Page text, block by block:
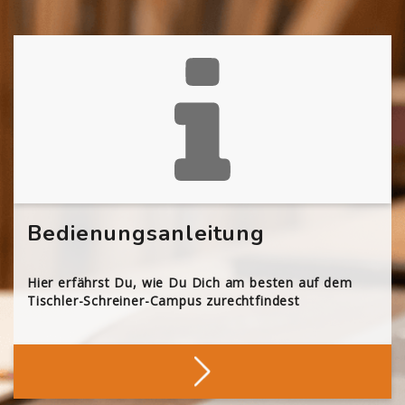
Bedienungsanleitung
Hier erfährst Du, wie Du Dich am besten auf dem
Tischler-Schreiner-Campus zurechtfindest